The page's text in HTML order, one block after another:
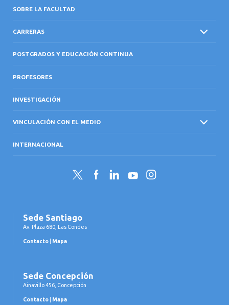
SOBRE LA FACULTAD
CARRERAS
POSTGRADOS Y EDUCACIÓN CONTINUA
PROFESORES
INVESTIGACIÓN
VINCULACIÓN CON EL MEDIO
INTERNACIONAL
Twitter FacebookLinkedInYouTubeInstagram
Sede Santiago
Av. Plaza 680, Las Condes
Contacto Mapa
Sede Concepción
Ainavillo 456, Concepción
Contacto Mapa